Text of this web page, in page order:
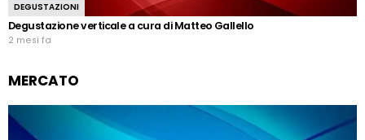
DEGUSTAZIONI
Degustazione verticale a cura di Matteo Gallello
2 mesi fa
MERCATO